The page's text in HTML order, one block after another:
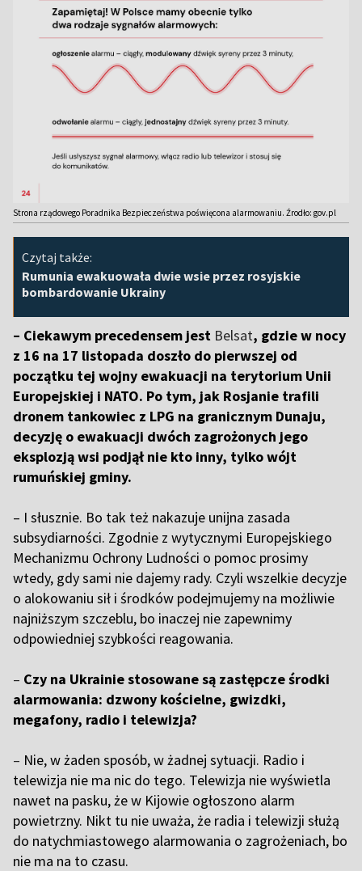
Strona rządowego Poradnika Bezpieczeństwa poświęcona alarmowaniu. Źrodło: gov.pl
Czytaj także:
Rumunia ewakuowała dwie wsie przez rosyjskie
bombardowanie Ukrainy
– Ciekawym precedensem jest Belsat, gdzie w nocy
z 16 na 17 listopada doszło do pierwszej od
początku tej wojny ewakuacji na terytorium Unii
Europejskiej i NATO. Po tym, jak Rosjanie trafili
dronem tankowiec z LPG na granicznym Dunaju,
decyzję o ewakuacji dwóch zagrożonych jego
eksplozją wsi podjął nie kto inny, tylko wójt
rumuńskiej gminy.
– I słusznie. Bo tak też nakazuje unijna zasada
subsydiarności. Zgodnie z wytycznymi Europejskiego
Mechanizmu Ochrony Ludności o pomoc prosimy
wtedy, gdy sami nie dajemy rady. Czyli wszelkie decyzje
o alokowaniu sił i środków podejmujemy na możliwie
najniższym szczeblu, bo inaczej nie zapewnimy
odpowiedniej szybkości reagowania.
– Czy na Ukrainie stosowane są zastępcze środki
alarmowania: dzwony kościelne, gwizdki,
megafony, radio i telewizja?
– Nie, w żaden sposób, w żadnej sytuacji. Radio i
telewizja nie ma nic do tego. Telewizja nie wyświetla
nawet na pasku, że w Kijowie ogłoszono alarm
powietrzny. Nikt tu nie uważa, że radia i telewizji służą
do natychmiastowego alarmowania o zagrożeniach, bo
nie ma na to czasu.